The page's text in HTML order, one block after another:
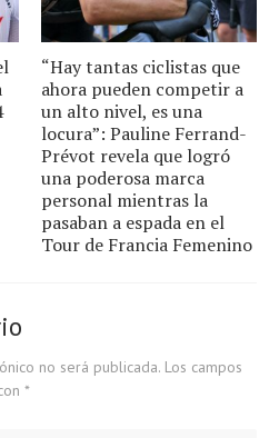
“Hay tantas ciclistas que
ahora pueden competir a
un alto nivel, es una
locura”: Pauline Ferrand-
Prévot revela que logró
una poderosa marca
personal mientras la
pasaban a espada en el
Tour de Francia Femenino
no será publicada. Los campos
*